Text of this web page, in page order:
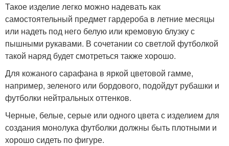
Такое изделие легко можно надевать как
самостоятельный предмет гардероба в летние месяцы
или надеть под него белую или кремовую блузку с
пышными рукавами. В сочетании со светлой футболкой
такой наряд будет смотреться также хорошо.
Для кожаного сарафана в яркой цветовой гамме,
например, зеленого или бордового, подойдут рубашки и
футболки нейтральных оттенков.
Черные, белые, серые или одного цвета с изделием для
создания монолука футболки должны быть плотными и
хорошо сидеть по фигуре.